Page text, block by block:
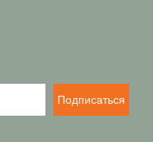
Подписаться